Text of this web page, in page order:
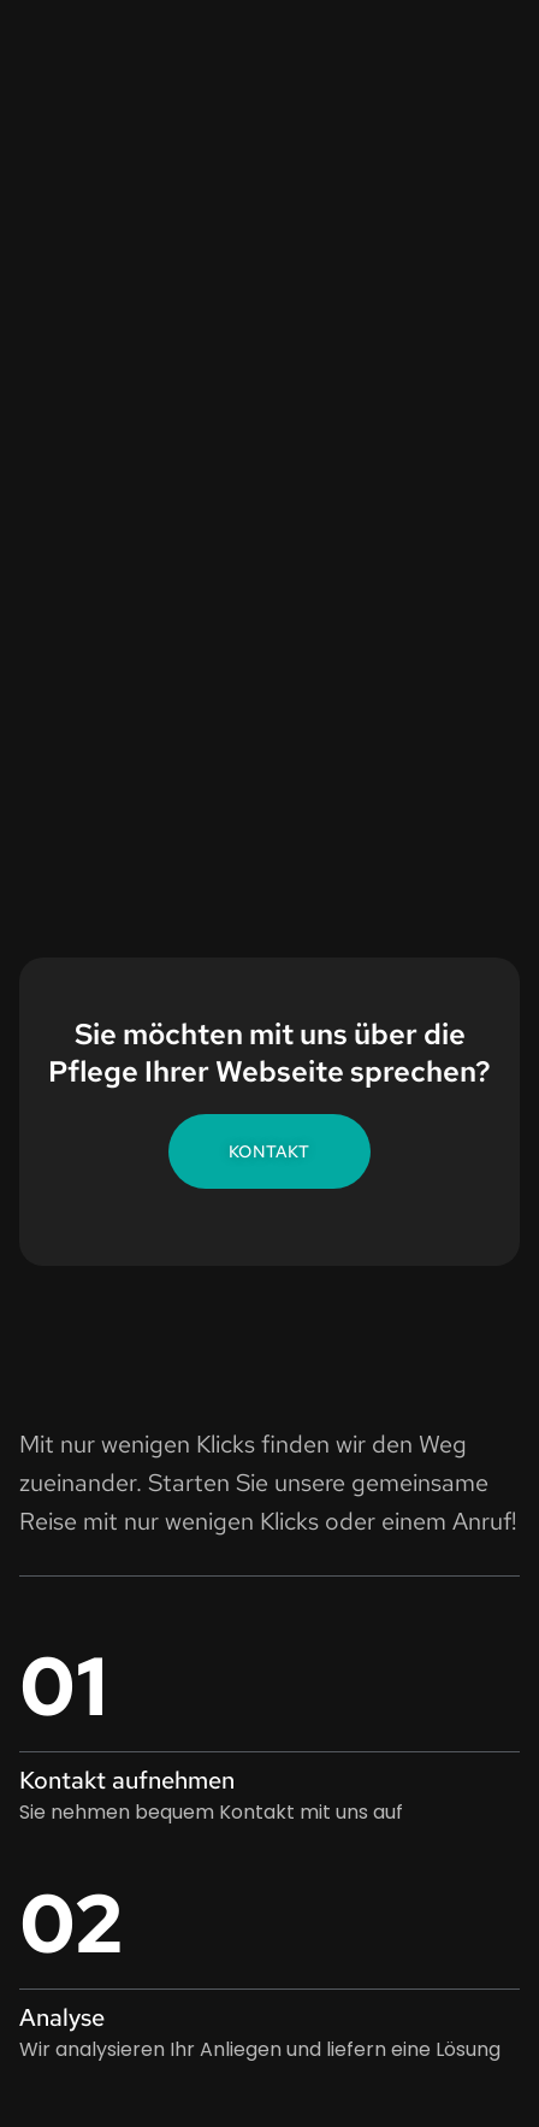
Sie möchten mit uns über die
Pflege Ihrer Webseite sprechen?
KONTAKT
Mit nur wenigen Klicks finden wir den Weg
zueinander. Starten Sie unsere gemeinsame
Reise mit nur wenigen Klicks oder einem Anruf!
01
Kontakt aufnehmen
Sie nehmen bequem Kontakt mit uns auf
02
Analyse
Wir analysieren Ihr Anliegen und liefern eine Lösung